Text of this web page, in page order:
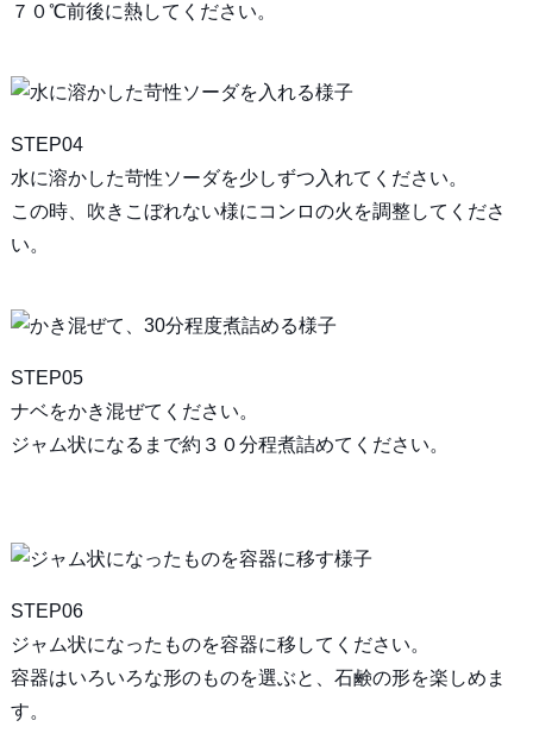
７０℃前後に熱してください。
STEP04
水に溶かした苛性ソーダを少しずつ入れてください。
この時、吹きこぼれない様にコンロの火を調整してくださ
い。
STEP05
ナベをかき混ぜてください。
ジャム状になるまで約３０分程煮詰めてください。
STEP06
ジャム状になったものを容器に移してください。
容器はいろいろな形のものを選ぶと、石鹸の形を楽しめま
す。